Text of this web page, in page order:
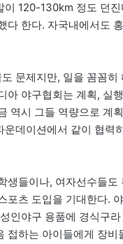
이 120-130km 정도 던
다 한다. 자국내에서도
문제지만, 일을 꼼꼼히
아 야구협회는 계획, 실
역시 그들 역량으로 계
운데이션에서 같이 협력
생들이나, 여자선수들도
포츠 도입을 기대한다.
인야구 용품에 경식구
접하는 아이들에게 장비